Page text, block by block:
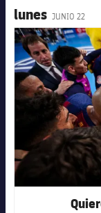
lunes JUNIO 22